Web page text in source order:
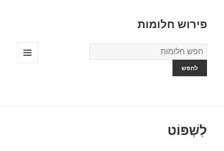
פירוש חלומות
מילון
החלומות
לִשְׁפּוֹט